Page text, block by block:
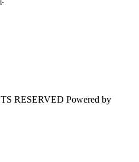
RESERVED Powered by